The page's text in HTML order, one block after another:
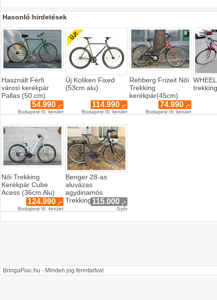
Hasonló hirdetések
Használt Férfi
városi kerékpár
Pallas (50 cm)
54.990 ,-
Budapest III. kerület
Új Koliken Fixed
(53cm alu)
114.990 ,-
Budapest III. kerület
Rehberg Frizeit Női
Trekking
kerékpár(45cm)
74.990 ,-
Budapest III. kerület
Női Trekking
Kerékpár Cube
Acess (36cm Alu)
124.990 ,-
Budapest III. kerület
Benger 28-as
aluvázas
agydinamós
Trekking115.000 ,-
Győr
BringaPiac.hu - Minden jog fenntartva!